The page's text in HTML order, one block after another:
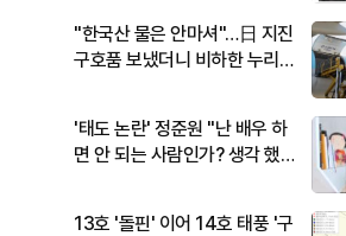
"한국산 물은 안마셔"…日 지진
구호품 보냈더니 비하한 누리
'태도 논란' 정준원 "난 배우 하
면 안 되는 사람인가? 생각 했
13호 '돌핀' 이어 14호 태풍 '구